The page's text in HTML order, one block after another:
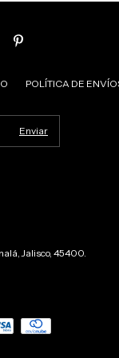
POLÍTICA DE
Jalisco, 45400.